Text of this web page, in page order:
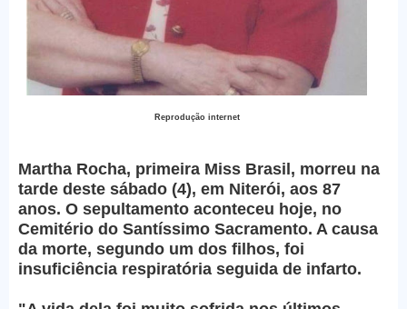
Reprodução internet
Martha Rocha, primeira Miss Brasil, morreu na
tarde deste sábado (4), em Niterói, aos 87
anos. O sepultamento aconteceu hoje, no
Cemitério do Santíssimo Sacramento. A causa
da morte, segundo um dos filhos, foi
insuficiência respiratória seguida de infarto.